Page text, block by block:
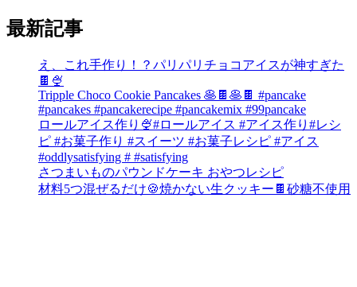
最新記事
え、これ手作り！？パリパリチョコアイスが神すぎた
🍫🍨
Tripple Choco Cookie Pancakes 🥞🍫🥞🍫 #pancake
#pancakes #pancakerecipe #pancakemix #99pancake
ロールアイス作り🍨#ロールアイス #アイス作り#レシ
ピ #お菓子作り #スイーツ #お菓子レシピ #アイス
#oddlysatisfying # #satisfying⁠
さつまいものパウンドケーキ おやつレシピ
材料5つ混ぜるだけ🍪焼かない生クッキー🍫砂糖不使用